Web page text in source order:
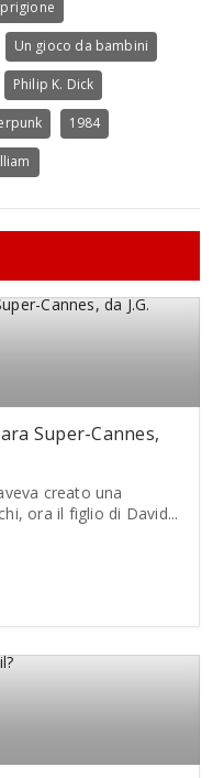
Un gioco da bambini
Philip K. Dick
1984
Super-Cannes,
creato una
ora il figlio di David...